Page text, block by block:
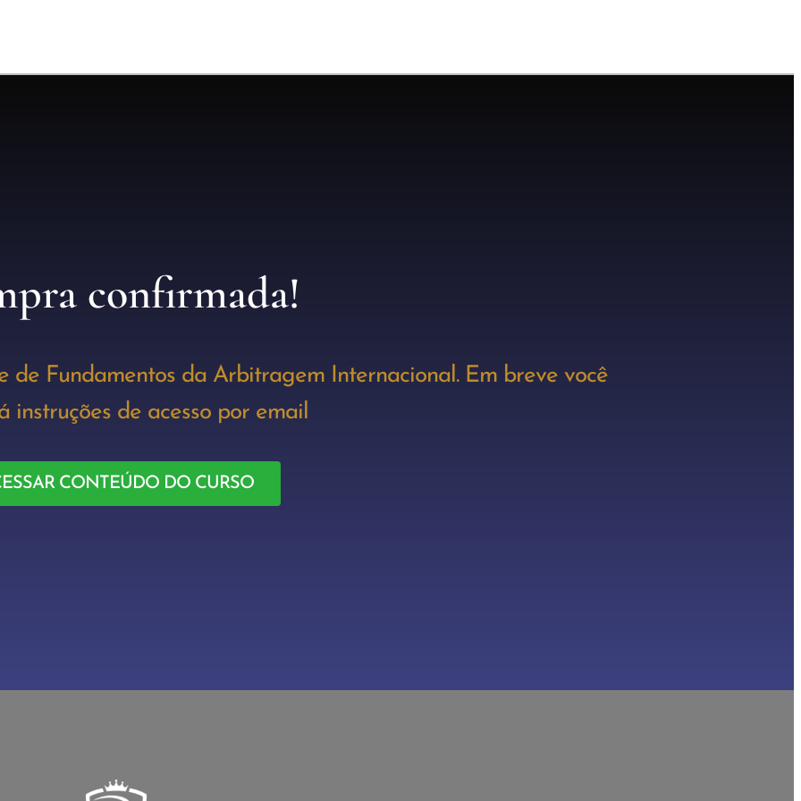
confirmada!
de Fundamentos da Arbitragem Internacional. Em breve você
instruções de acesso por email
CONTEÚDO DO CURSO